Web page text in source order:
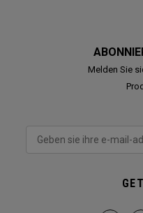
Melden Sie